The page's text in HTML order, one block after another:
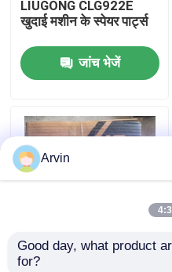
गुणवत्ता नियंत्रण
हमसे संपर्क करें
समाचार
एक बोली का अनुरोध
कमिंस स्पेयर पार्ट्स
LIUGONG CLG922E
खुदाई मशीन के स्पेयर पार्ट्स
जांच भेजें
SP200834 सील किट
Arvin
Good day, what product
for?